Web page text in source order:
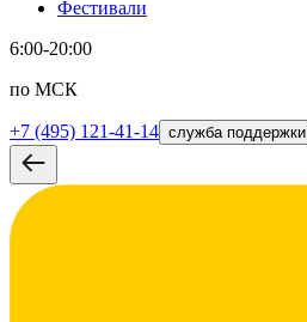
Фестивали
6:00-20:00
по МСК
+7 (495) 121-41-14 служба поддержки